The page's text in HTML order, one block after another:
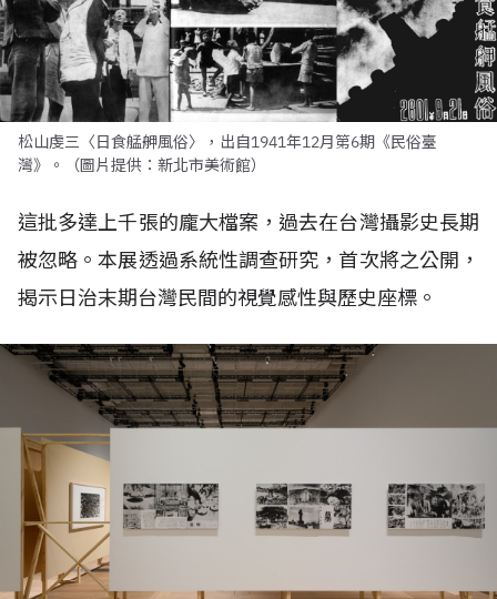
松山虔三〈日食艋舺風俗〉，出自1941年12月第6期《民俗臺
灣》。（圖片提供：新北市美術館）
這批多達上千張的龐大檔案，過去在台灣攝影史長期
被忽略。本展透過系統性調查研究，首次將之公開，
揭示日治末期台灣民間的視覺感性與歷史座標。